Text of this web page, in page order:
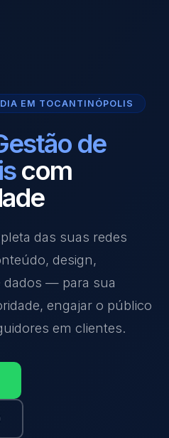
EM TOCANTINÓPOLIS
de
com
das suas redes
design,
dados — para sua
engajar o público
em clientes.